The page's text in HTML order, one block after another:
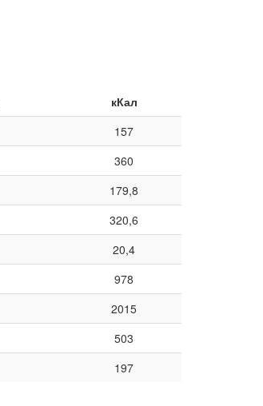
кКал
157
360
179,8
320,6
20,4
978
2015
503
197